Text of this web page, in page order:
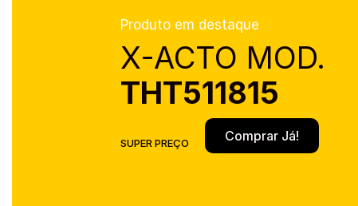
Produto em destaque
X-ACTO MOD.
THT511815
SUPER PREÇO Comprar Já!